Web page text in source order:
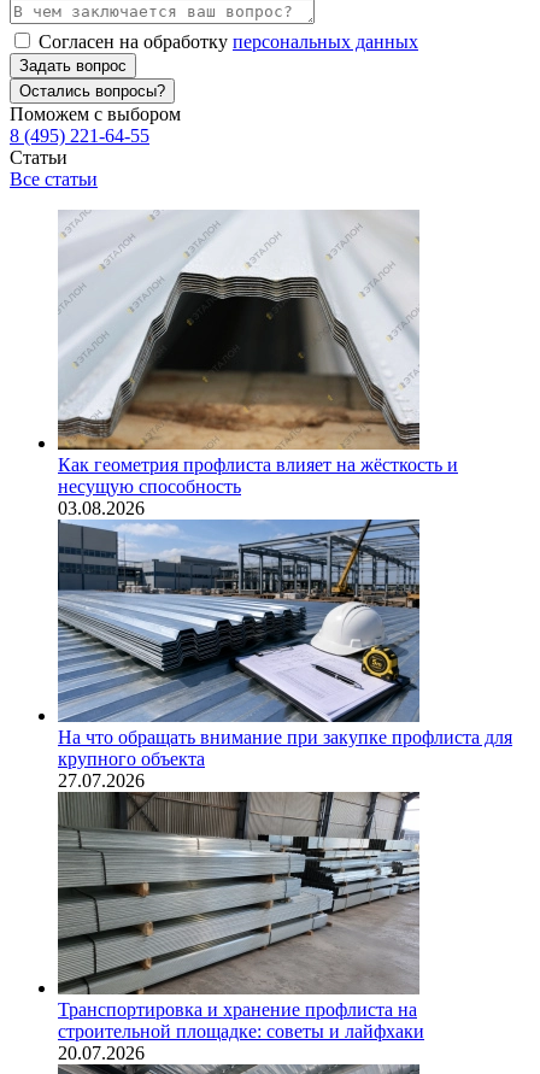
Согласен на обработку персональных данных
Задать вопрос
Остались вопросы?
Поможем с выбором
8 (495) 221-64-55
Статьи
Все статьи
Как геометрия профлиста влияет на жёсткость и
несущую способность
03.08.2026
На что обращать внимание при закупке профлиста для
крупного объекта
27.07.2026
Транспортировка и хранение профлиста на
строительной площадке: советы и лайфхаки
20.07.2026